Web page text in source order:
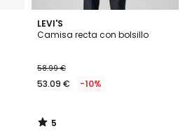
LEVI'S
Camisa recta con bolsillo
58.99 €
53.09 € -10%
5
/
5
/